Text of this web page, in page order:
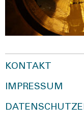
KONTAKT
IMPRESSUM